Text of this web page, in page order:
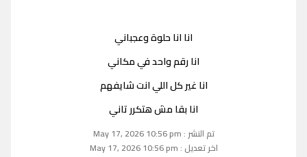
انا انا حلوة وعجباني
انا رقم واحد في مكاني
انا غير كل اللي انت شايفهم
انا بقا مش هتكرر تاني
تم النشر : May 17, 2026 10:56 pm
اخر تعديل : May 17, 2026 10:56 pm